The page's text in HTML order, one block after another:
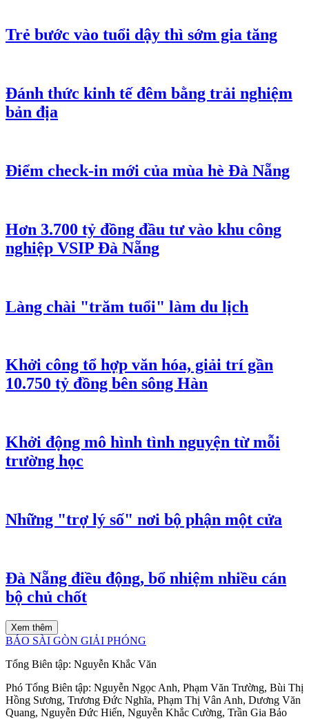
Trẻ bước vào tuổi dậy thì sớm gia tăng
Đánh thức kinh tế đêm bằng trải nghiệm
bản địa
Điểm check-in mới của mùa hè Đà Nẵng
Hơn 3.700 tỷ đồng đầu tư vào khu công
nghiệp VSIP Đà Nẵng
Làng chài "trăm tuổi" làm du lịch
Khởi công tổ hợp văn hóa, giải trí gần
10.750 tỷ đồng bên sông Hàn
Khởi động mô hình tình nguyện từ mỗi
trường học
Những "trợ lý số" nơi bộ phận một cửa
Đà Nẵng điều động, bổ nhiệm nhiều cán
bộ chủ chốt
Xem thêm
BÁO SÀI GÒN GIẢI PHÓNG
Tổng Biên tập: Nguyễn Khắc Văn
Phó Tổng Biên tập: Nguyễn Ngọc Anh, Phạm Văn Trường, Bùi Thị
Hồng Sương, Trương Đức Nghĩa, Phạm Thị Vân Anh, Dương Văn
Quang, Nguyễn Đức Hiển, Nguyễn Khắc Cường, Trần Gia Bảo